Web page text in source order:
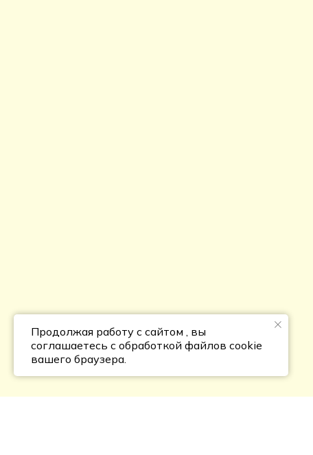
Продолжая работу с сайтом , вы
соглашаетесь с обработкой файлов cookie
вашего браузера.